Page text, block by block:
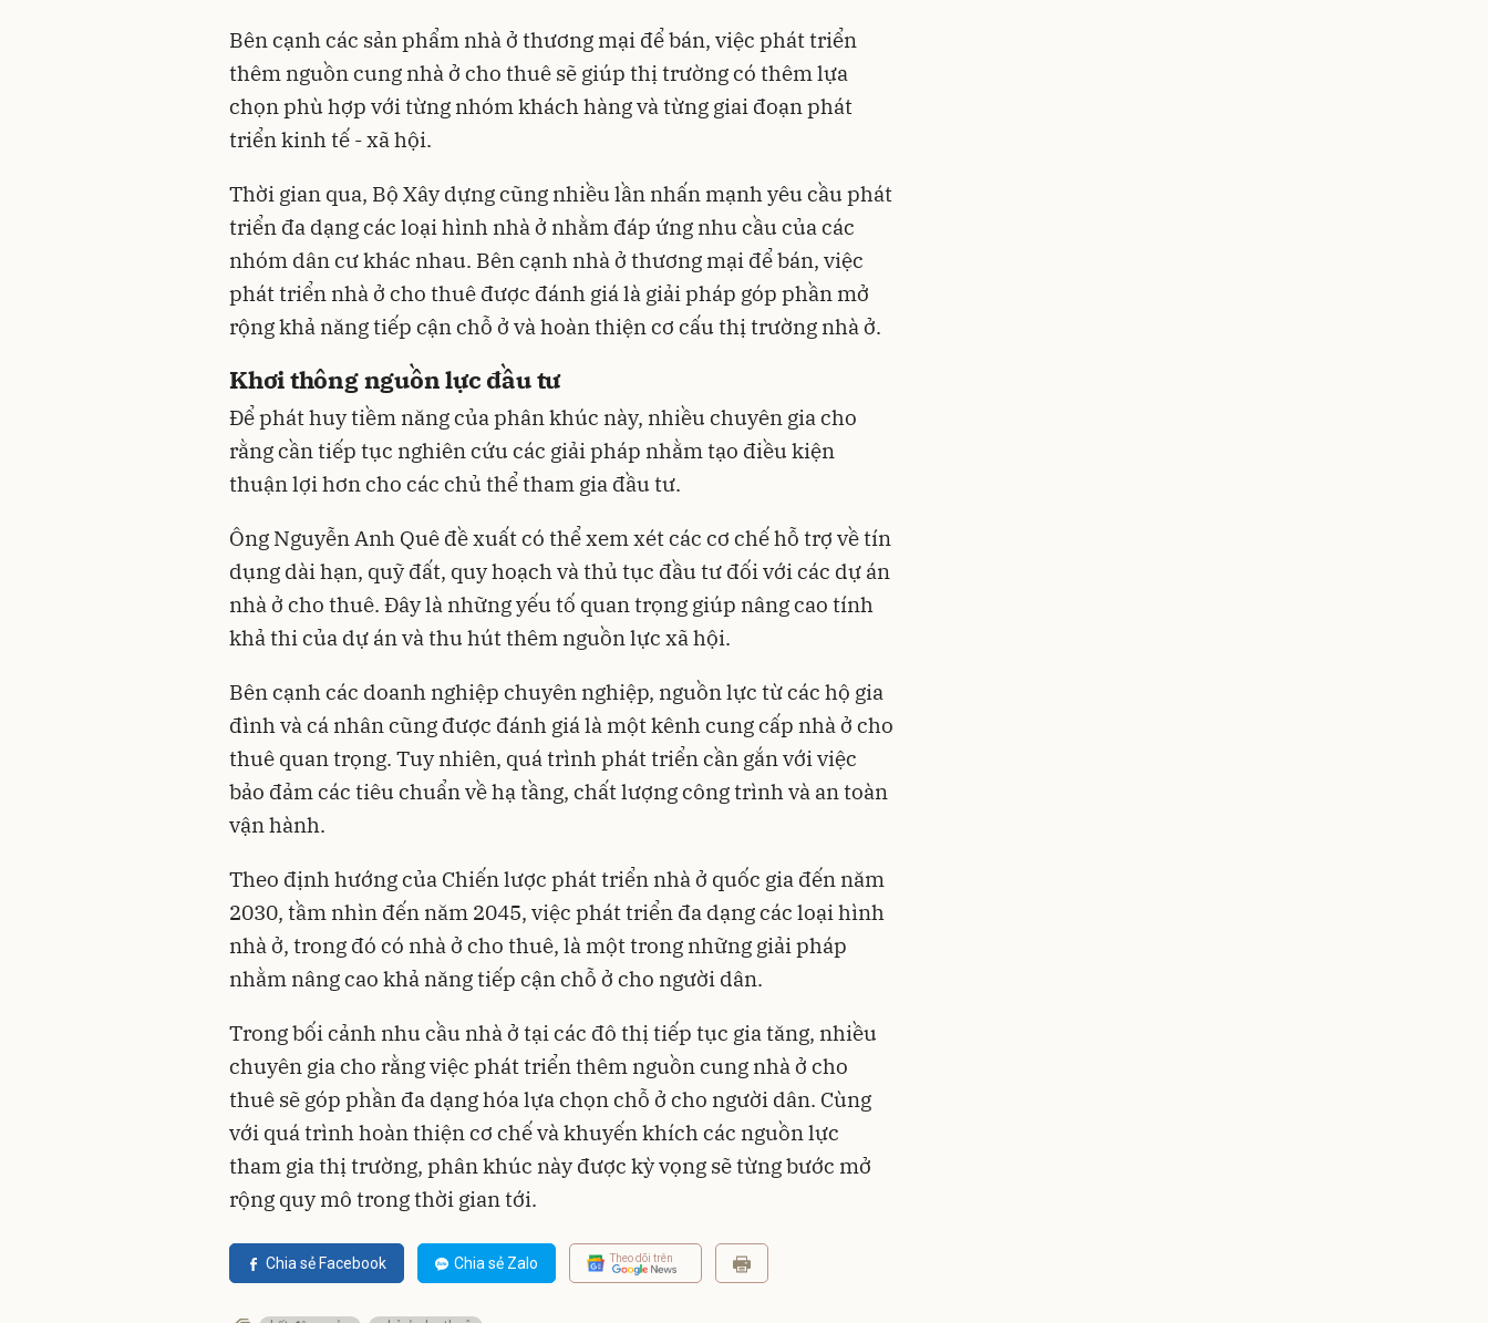
Bên cạnh các sản phẩm nhà ở thương mại để bán, việc phát triển
thêm nguồn cung nhà ở cho thuê sẽ giúp thị trường có thêm lựa
chọn phù hợp với từng nhóm khách hàng và từng giai đoạn phát
triển kinh tế - xã hội.
Thời gian qua, Bộ Xây dựng cũng nhiều lần nhấn mạnh yêu cầu phát
triển đa dạng các loại hình nhà ở nhằm đáp ứng nhu cầu của các
nhóm dân cư khác nhau. Bên cạnh nhà ở thương mại để bán, việc
phát triển nhà ở cho thuê được đánh giá là giải pháp góp phần mở
rộng khả năng tiếp cận chỗ ở và hoàn thiện cơ cấu thị trường nhà ở.
Khơi thông nguồn lực đầu tư
Để phát huy tiềm năng của phân khúc này, nhiều chuyên gia cho
rằng cần tiếp tục nghiên cứu các giải pháp nhằm tạo điều kiện
thuận lợi hơn cho các chủ thể tham gia đầu tư.
Ông Nguyễn Anh Quê đề xuất có thể xem xét các cơ chế hỗ trợ về tín
dụng dài hạn, quỹ đất, quy hoạch và thủ tục đầu tư đối với các dự án
nhà ở cho thuê. Đây là những yếu tố quan trọng giúp nâng cao tính
khả thi của dự án và thu hút thêm nguồn lực xã hội.
Bên cạnh các doanh nghiệp chuyên nghiệp, nguồn lực từ các hộ gia
đình và cá nhân cũng được đánh giá là một kênh cung cấp nhà ở cho
thuê quan trọng. Tuy nhiên, quá trình phát triển cần gắn với việc
bảo đảm các tiêu chuẩn về hạ tầng, chất lượng công trình và an toàn
vận hành.
Theo định hướng của Chiến lược phát triển nhà ở quốc gia đến năm
2030, tầm nhìn đến năm 2045, việc phát triển đa dạng các loại hình
nhà ở, trong đó có nhà ở cho thuê, là một trong những giải pháp
nhằm nâng cao khả năng tiếp cận chỗ ở cho người dân.
Trong bối cảnh nhu cầu nhà ở tại các đô thị tiếp tục gia tăng, nhiều
chuyên gia cho rằng việc phát triển thêm nguồn cung nhà ở cho
thuê sẽ góp phần đa dạng hóa lựa chọn chỗ ở cho người dân. Cùng
với quá trình hoàn thiện cơ chế và khuyến khích các nguồn lực
tham gia thị trường, phân khúc này được kỳ vọng sẽ từng bước mở
rộng quy mô trong thời gian tới.
Chia sẻ Facebook Chia sẻ Zalo Theo dõi trên